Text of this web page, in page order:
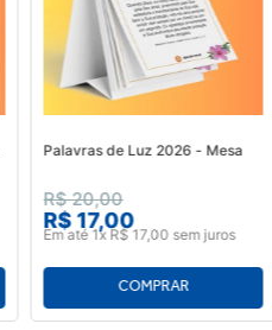
Palavras de Luz 2026 - Mesa
R$ 20,00
R$ 17,00
Em até 1x R$ 17,00 sem juros